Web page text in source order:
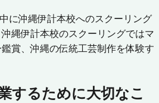
に沖縄伊計本校へのスクーリング
縄伊計本校のスクーリングではマ
賞、沖縄の伝統工芸制作を体験す
するために大切なこ